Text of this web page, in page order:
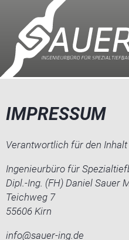
IMPRESSUM
Verantwortlich für den
Ingenieurbüro für
Dipl.-Ing. (FH) Daniel Sauer
Teichweg 7
55606 Kirn
info@sauer-ing.de